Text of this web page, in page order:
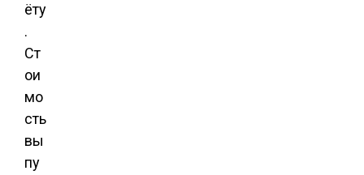
ёту
.
Ст
ои
мо
сть
вы
пу